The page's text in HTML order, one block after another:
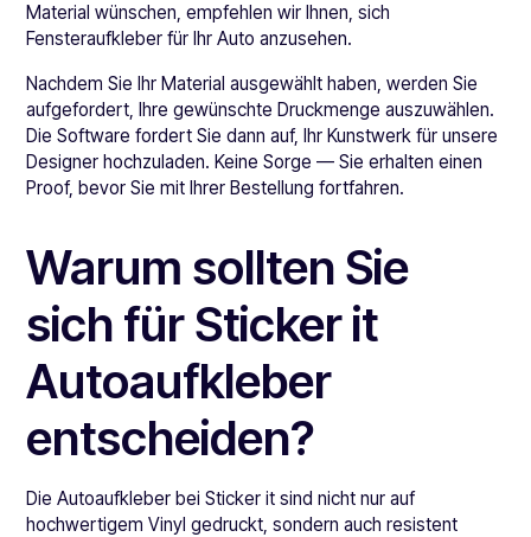
Material wünschen, empfehlen wir Ihnen, sich
Fensteraufkleber für Ihr Auto anzusehen.
Nachdem Sie Ihr Material ausgewählt haben, werden Sie
aufgefordert, Ihre gewünschte Druckmenge auszuwählen.
Die Software fordert Sie dann auf, Ihr Kunstwerk für unsere
Designer hochzuladen. Keine Sorge — Sie erhalten einen
Proof, bevor Sie mit Ihrer Bestellung fortfahren.
Warum sollten Sie
sich für Sticker it
Autoaufkleber
entscheiden?
Die Autoaufkleber bei Sticker it sind nicht nur auf
hochwertigem Vinyl gedruckt, sondern auch resistent